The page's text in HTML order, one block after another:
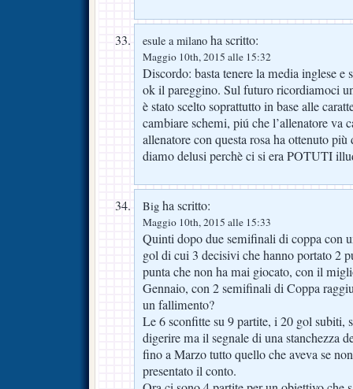
esule a milano ha scritto:
Maggio 10th, 2015 alle 15:32
Discordo: basta tenere la media inglese
ok il pareggino. Sul futuro ricordiamoci
è stato scelto soprattutto in base alle
cambiare schemi, piú che l’allenatore va
allenatore con questa rosa ha ottenuto
diamo delusi perchè ci si era POTUTI
Big ha scritto:
Maggio 10th, 2015 alle 15:33
Quinti dopo due semifinali di coppa con
gol di cui 3 decisivi che hanno portato 2
punta che non ha mai giocato, con il
Gennaio, con 2 semifinali di Coppa
un fallimento?
Le 6 sconfitte su 9 partite, i 20 gol subiti,
digerire ma il segnale di una stanchezza
fino a Marzo tutto quello che aveva se
presentato il conto.